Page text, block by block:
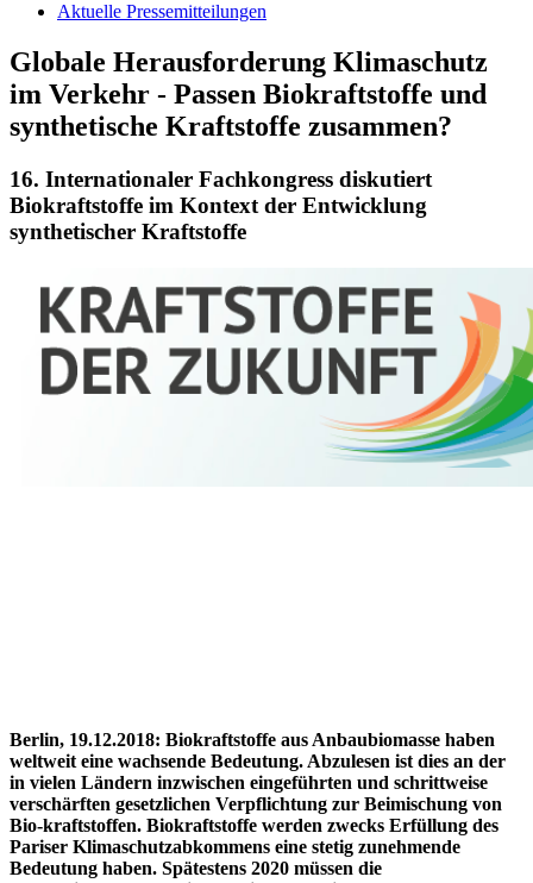
Aktuelle Pressemitteilungen
Globale Herausforderung Klimaschutz
im Verkehr - Passen Biokraftstoffe und
synthetische Kraftstoffe zusammen?
16. Internationaler Fachkongress diskutiert
Biokraftstoffe im Kontext der Entwicklung
synthetischer Kraftstoffe
Berlin, 19.12.2018: Biokraftstoffe aus Anbaubiomasse haben
weltweit eine wachsende Bedeutung. Abzulesen ist dies an der
in vielen Ländern inzwischen eingeführten und schrittweise
verschärften gesetzlichen Verpflichtung zur Beimischung von
Bio-kraftstoffen. Biokraftstoffe werden zwecks Erfüllung des
Pariser Klimaschutzabkommens eine stetig zunehmende
Bedeutung haben. Spätestens 2020 müssen die